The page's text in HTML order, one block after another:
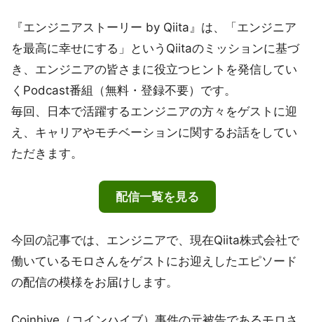
『エンジニアストーリー by Qiita』は、「エンジニア
を最高に幸せにする」というQiitaのミッションに基づ
き、エンジニアの皆さまに役立つヒントを発信してい
くPodcast番組（無料・登録不要）です。
毎回、日本で活躍するエンジニアの方々をゲストに迎
え、キャリアやモチベーションに関するお話をしてい
ただきます。
配信一覧を見る
今回の記事では、エンジニアで、現在Qiita株式会社で
働いているモロさんをゲストにお迎えしたエピソード
の配信の模様をお届けします。